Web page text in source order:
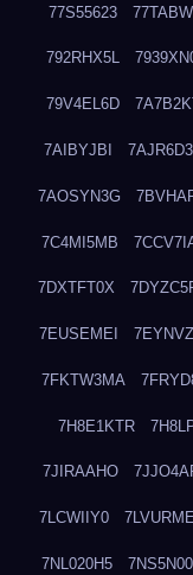
77S55623
792RHX5L
79V4EL6D
7AIBYJBI
7AOSYN3G
7C4MI5MB
7DXTFT0X
7EUSEMEI
7FKTW3MA
7H8E1KTR
7JIRAAHO
7LCWIIY0
7NL020H5